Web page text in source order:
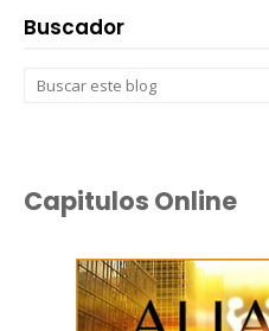
Buscador
Capitulos Online